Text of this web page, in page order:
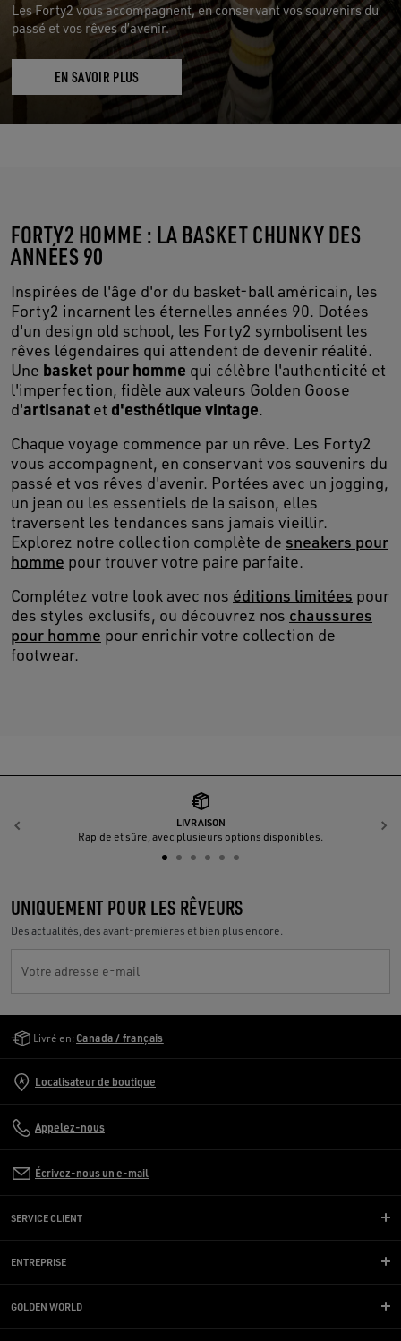
Les Forty2 vous accompagnent, en conservant vos souvenirs du
passé et vos rêves d’avenir.
EN SAVOIR PLUS
FORTY2 HOMME : LA BASKET CHUNKY DES
ANNÉES 90
Inspirées de l'âge d'or du basket-ball américain, les
Forty2 incarnent les éternelles années 90. Dotées
d'un design old school, les Forty2 symbolisent les
rêves légendaires qui attendent de devenir réalité.
Une basket pour homme qui célèbre l'authenticité et
l'imperfection, fidèle aux valeurs Golden Goose
d'artisanat et d'esthétique vintage.
Chaque voyage commence par un rêve. Les Forty2
vous accompagnent, en conservant vos souvenirs du
passé et vos rêves d'avenir. Portées avec un jogging,
un jean ou les essentiels de la saison, elles
traversent les tendances sans jamais vieillir.
Explorez notre collection complète de sneakers pour
homme pour trouver votre paire parfaite.
Complétez votre look avec nos éditions limitées pour
des styles exclusifs, ou découvrez nos chaussures
pour homme pour enrichir votre collection de
footwear.
LIVRAISON
Rapide et sûre, avec plusieurs options disponibles.
Précédent
UNIQUEMENT POUR LES RÊVEURS
Des actualités, des avant-premières et bien plus encore.
Votre adresse e-mail
Livré en: Canada / français
Localisateur de boutique
Appelez-nous
Écrivez-nous un e-mail
SERVICE CLIENT
ENTREPRISE
GOLDEN WORLD